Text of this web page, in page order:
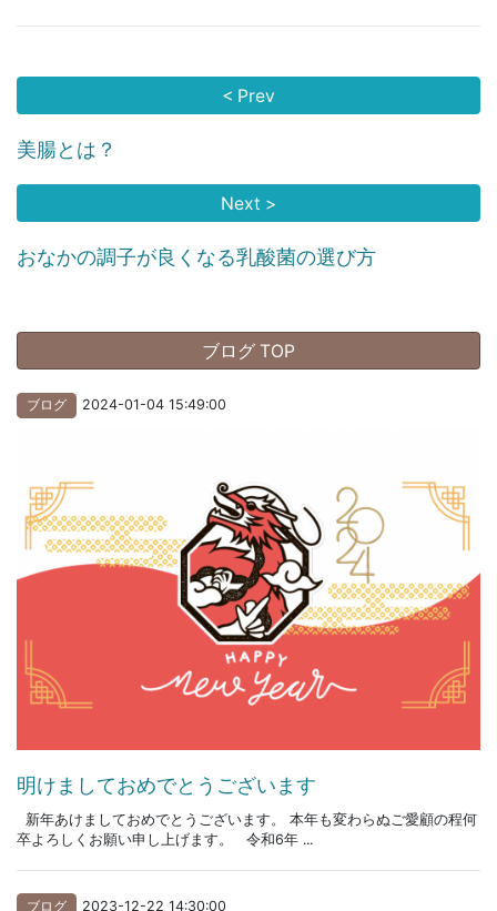
< Prev
美腸とは？
Next >
おなかの調子が良くなる乳酸菌の選び方
ブログ TOP
ブログ 2024-01-04 15:49:00
明けましておめでとうございます
新年あけましておめでとうございます。 本年も変わらぬご愛顧の程何
卒よろしくお願い申し上げます。 令和6年 ...
ブログ 2023-12-22 14:30:00